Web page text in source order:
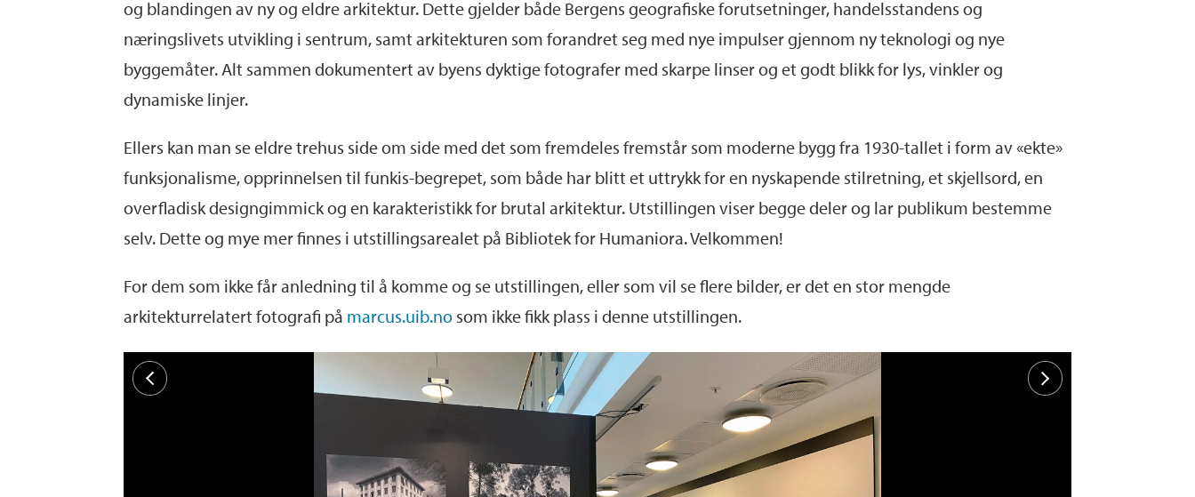
og blandingen av ny og eldre arkitektur. Dette gjelder både Bergens geografiske forutsetninger, handelsstandens og
næringslivets utvikling i sentrum, samt arkitekturen som forandret seg med nye impulser gjennom ny teknologi og nye
byggemåter. Alt sammen dokumentert av byens dyktige fotografer med skarpe linser og et godt blikk for lys, vinkler og
dynamiske linjer.
Ellers kan man se eldre trehus side om side med det som fremdeles fremstår som moderne bygg fra 1930-tallet i form av «ekte»
funksjonalisme, opprinnelsen til funkis-begrepet, som både har blitt et uttrykk for en nyskapende stilretning, et skjellsord, en
overfladisk designgimmick og en karakteristikk for brutal arkitektur. Utstillingen viser begge deler og lar publikum bestemme
selv. Dette og mye mer finnes i utstillingsarealet på Bibliotek for Humaniora. Velkommen!
For dem som ikke får anledning til å komme og se utstillingen, eller som vil se flere bilder, er det en stor mengde
arkitekturrelatert fotografi på marcus.uib.no som ikke fikk plass i denne utstillingen.